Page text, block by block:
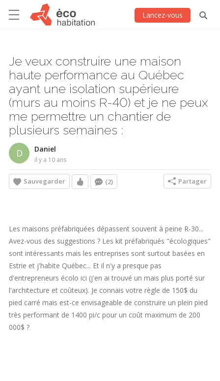
Lancez-vous
Je veux construire une maison
haute performance au Québec
ayant une isolation supérieure
(murs au moins R-40) et je ne peux
me permettre un chantier de
plusieurs semaines :
D Daniel
il y a 10 ans
Sauvegarder (2) Partager
Les maisons préfabriquées dépassent souvent à peine R-30...
Avez-vous des suggestions ? Les kit préfabriqués "écologiques"
sont intéressants mais les entreprises sont surtout basées en
Estrie et j'habite Québec... Et il n'y a presque pas
d'entrepreneurs écolo ici (j'en ai trouvé un mais plus porté sur
l'architecture et coûteux). Je connais votre règle de 150$ du
pied carré mais est-ce envisageable de construire un plein pied
très performant de 1400 pi/c pour un coût maximum de 200
000$ ?